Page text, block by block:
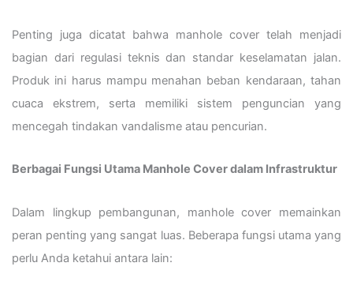
Penting juga dicatat bahwa manhole cover telah menjadi
bagian dari regulasi teknis dan standar keselamatan jalan.
Produk ini harus mampu menahan beban kendaraan, tahan
cuaca ekstrem, serta memiliki sistem penguncian yang
mencegah tindakan vandalisme atau pencurian.
Berbagai Fungsi Utama Manhole Cover dalam Infrastruktur
Dalam lingkup pembangunan, manhole cover memainkan
peran penting yang sangat luas. Beberapa fungsi utama yang
perlu Anda ketahui antara lain: